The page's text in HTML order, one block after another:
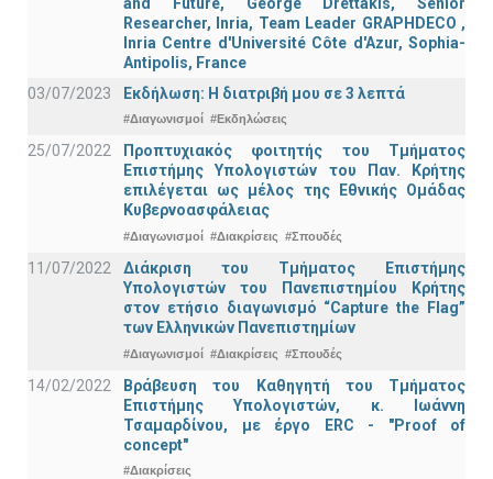
Researcher, Inria, Team Leader GRAPHDECO ,
Inria Centre d'Université Côte d'Azur, Sophia-
Antipolis, France
03/07/2023
Εκδήλωση: Η διατριβή μου σε 3 λεπτά
#Διαγωνισμοί #Εκδηλώσεις
25/07/2022
Προπτυχιακός φοιτητής του Τμήματος
Επιστήμης Υπολογιστών του Παν. Κρήτης
επιλέγεται ως μέλος της Εθνικής Ομάδας
Κυβερνοασφάλειας
#Διαγωνισμοί #Διακρίσεις #Σπουδές
11/07/2022
Διάκριση του Τμήματος Επιστήμης
Υπολογιστών του Πανεπιστημίου Κρήτης
στον ετήσιο διαγωνισμό “Capture the Flag”
των Ελληνικών Πανεπιστημίων
#Διαγωνισμοί #Διακρίσεις #Σπουδές
14/02/2022
Βράβευση του Καθηγητή του Τμήματος
Επιστήμης Υπολογιστών, κ. Ιωάννη
Τσαμαρδίνου, με έργο ERC - "Proof of
concept"
#Διακρίσεις